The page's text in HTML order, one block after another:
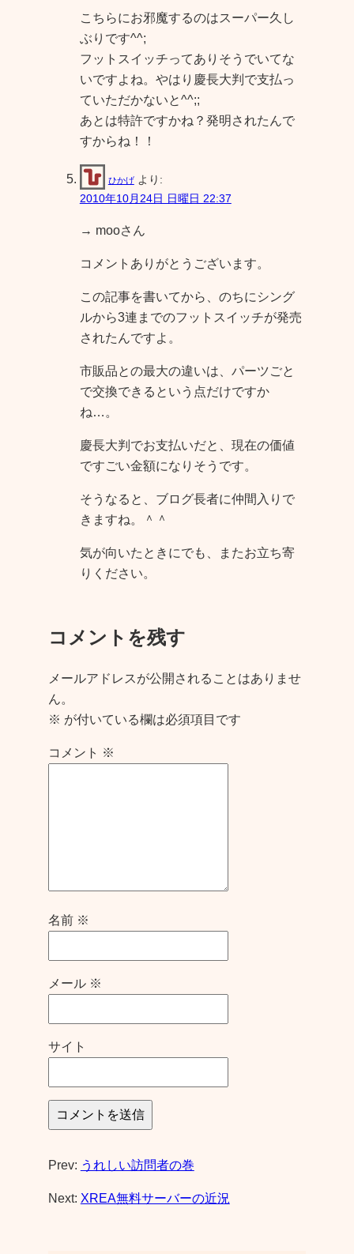
こちらにお邪魔するのはスーパー久し
ぶりです^^;
フットスイッチってありそうでいてな
いですよね。やはり慶長大判で支払っ
ていただかないと^^;;
あとは特許ですかね？発明されたんで
すからね！！
ひかげ より:
2010年10月24日 日曜日 22:37
→ mooさん
コメントありがとうございます。
この記事を書いてから、のちにシング
ルから3連までのフットスイッチが発売
されたんですよ。
市販品との最大の違いは、パーツごと
で交換できるという点だけですか
ね…。
慶長大判でお支払いだと、現在の価値
ですごい金額になりそうです。
そうなると、ブログ長者に仲間入りで
きますね。＾＾
気が向いたときにでも、またお立ち寄
りください。
コメントを残す
メールアドレスが公開されることはありませ
ん。
※ が付いている欄は必須項目です
コメント ※
名前 ※
メール ※
サイト
Prev: うれしい訪問者の巻
Next: XREA無料サーバーの近況